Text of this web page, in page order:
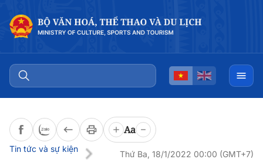
Aa
Tin tức và sự kiện
Thứ Ba, 18/1/2022 00:00 (GMT+7)
Đọc bài